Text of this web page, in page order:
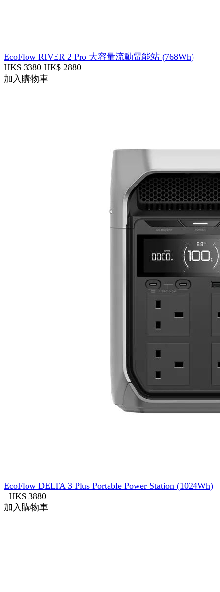
EcoFlow RIVER 2 Pro 大容量流動電能站 (768Wh)
HK$ 3380 HK$ 2880
加入購物車
EcoFlow DELTA 3 Plus Portable Power Station (1024Wh)
HK$ 3880
加入購物車